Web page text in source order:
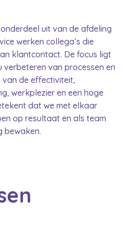
uit van de afdeling
werken collega’s die
klantcontact. De focus ligt
verbeteren van processen en
de effectiviteit,
werkplezier en een hoge
dat we met elkaar
op resultaat en als team
bewaken.